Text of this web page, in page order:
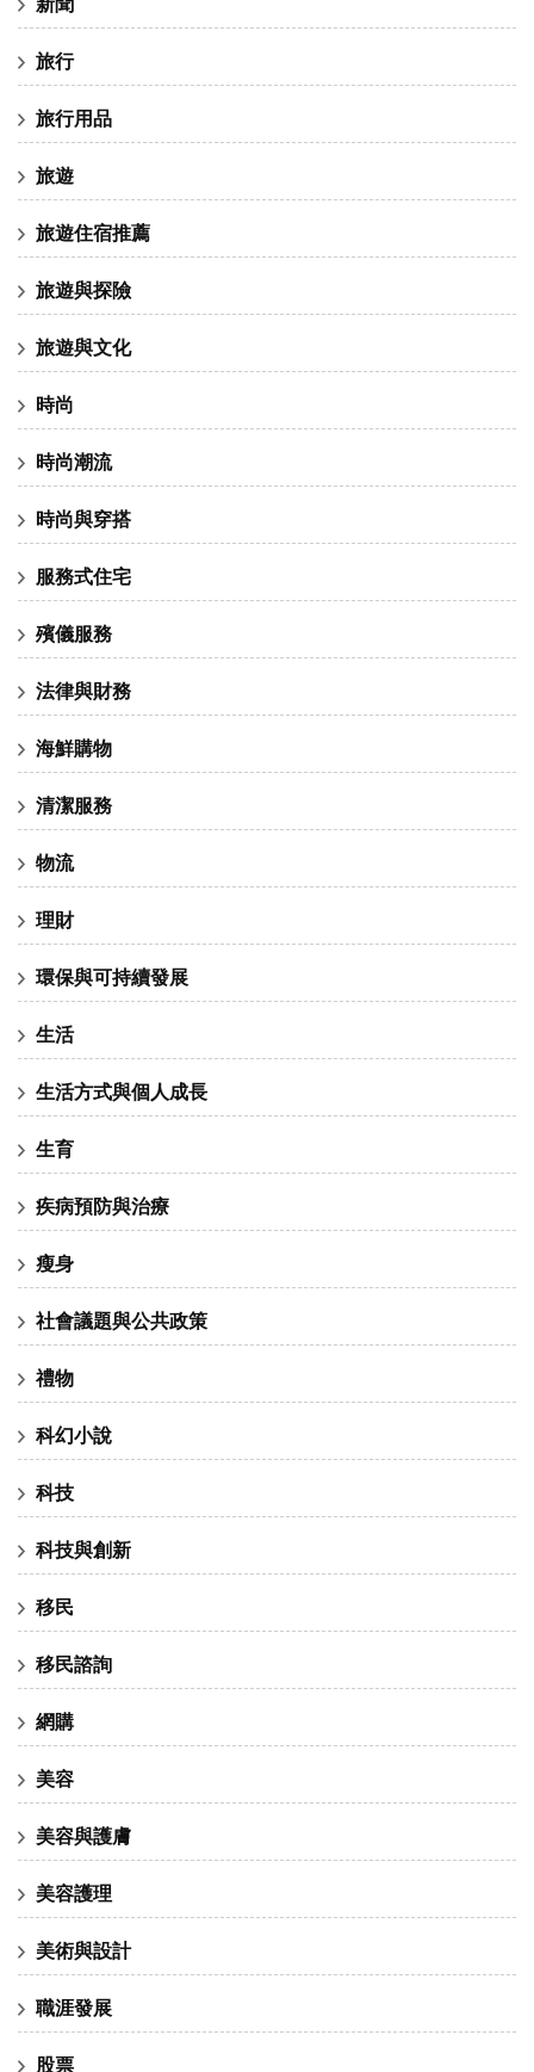
旅行
旅行用品
旅遊
旅遊住宿推薦
旅遊與探險
旅遊與文化
時尚
時尚潮流
時尚與穿搭
服務式住宅
殯儀服務
法律與財務
海鮮購物
清潔服務
物流
理財
環保與可持續發展
生活
生活方式與個人成長
生育
疾病預防與治療
瘦身
社會議題與公共政策
禮物
科幻小說
科技
科技與創新
移民
移民諮詢
網購
美容
美容與護膚
美容護理
美術與設計
職涯發展
股票